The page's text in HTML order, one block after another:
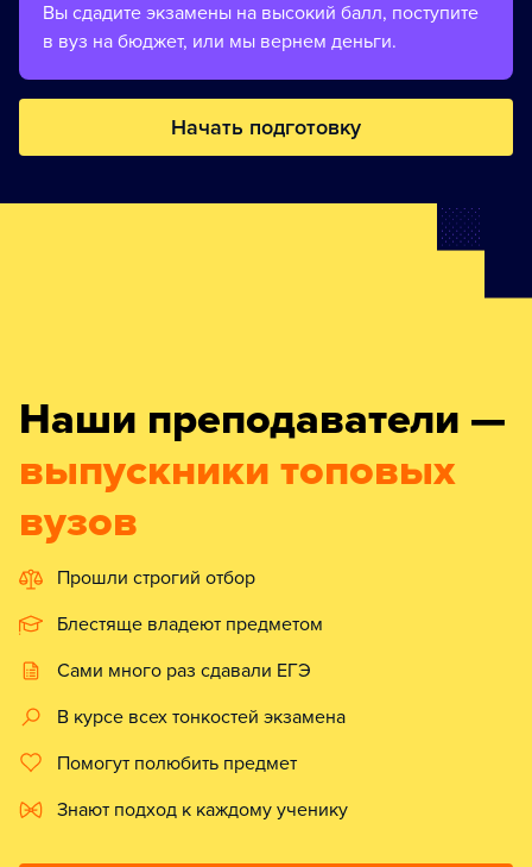
Вы сдадите экзамены на высокий балл, поступите
в вуз на бюджет, или мы вернем деньги.
Начать подготовку
Наши преподаватели —
выпускники топовых
вузов
Прошли строгий отбор
Блестяще владеют предметом
Сами много раз сдавали ЕГЭ
В курсе всех тонкостей экзамена
Помогут полюбить предмет
Знают подход к каждому ученику